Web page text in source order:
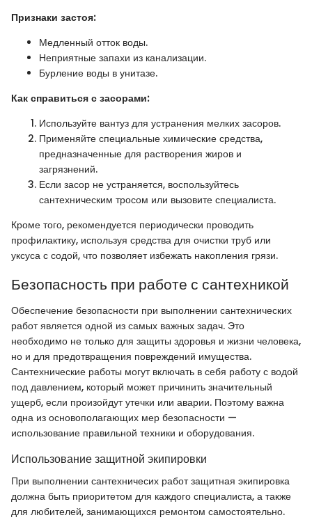
Признаки застоя:
Медленный отток воды.
Неприятные запахи из канализации.
Бурление воды в унитазе.
Как справиться с засорами:
Используйте вантуз для устранения мелких засоров.
Применяйте специальные химические средства,
предназначенные для растворения жиров и
загрязнений.
Если засор не устраняется, воспользуйтесь
сантехническим тросом или вызовите специалиста.
Кроме того, рекомендуется периодически проводить
профилактику, используя средства для очистки труб или
уксуса с содой, что позволяет избежать накопления грязи.
Безопасность при работе с сантехникой
Обеспечение безопасности при выполнении сантехнических
работ является одной из самых важных задач. Это
необходимо не только для защиты здоровья и жизни человека,
но и для предотвращения повреждений имущества.
Сантехнические работы могут включать в себя работу с водой
под давлением, который может причинить значительный
ущерб, если произойдут утечки или аварии. Поэтому важна
одна из основополагающих мер безопасности —
использование правильной техники и оборудования.
Использование защитной экипировки
При выполнении сантехничесих работ защитная экипировка
должна быть приоритетом для каждого специалиста, а также
для любителей, занимающихся ремонтом самостоятельно.